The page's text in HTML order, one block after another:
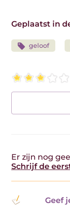
Geplaatst in
geloof
Er zijn nog
Schrijf de
Geef